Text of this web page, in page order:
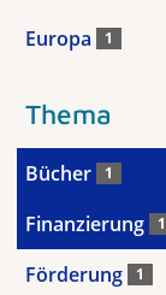
Europa 1
Thema
Bücher 1
Finanzierung 1
Förderung 1